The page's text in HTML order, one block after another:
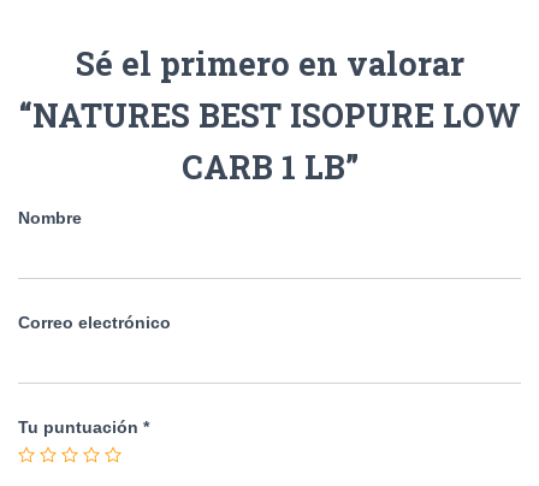
Sé el primero en valorar
“NATURES BEST ISOPURE LOW
CARB 1 LB”
Nombre
Correo electrónico
Tu puntuación *